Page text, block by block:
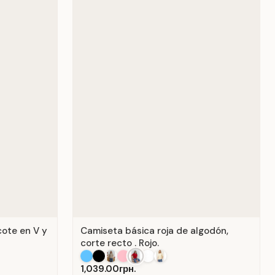
en V y
Camiseta básica roja de algodón,
corte recto . Rojo.
1,039.00грн.